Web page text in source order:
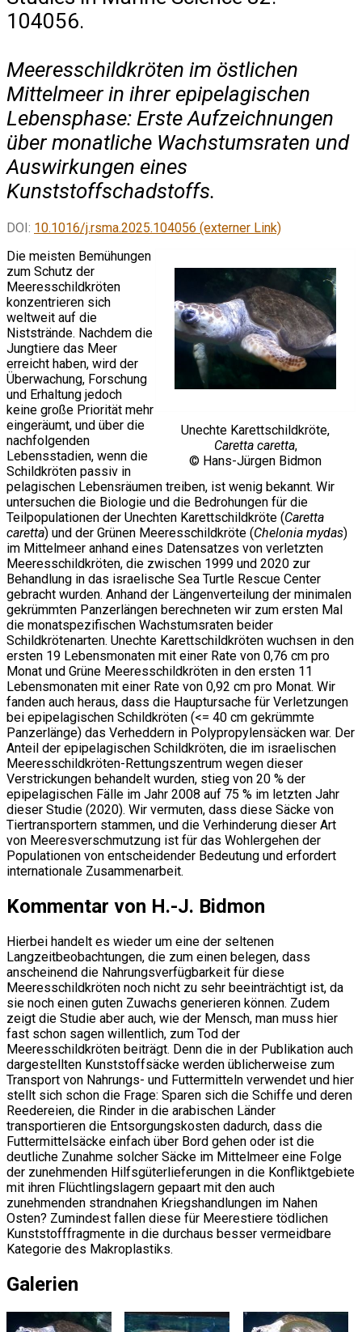
104056.
Meeresschildkröten im östlichen
Mittelmeer in ihrer epipelagischen
Lebensphase: Erste Aufzeichnungen
über monatliche Wachstumsraten und
Auswirkungen eines
Kunststoffschadstoffs.
DOI: 10.1016/j.rsma.2025.104056 (externer Link)
Unechte Karettschildkröte,
Caretta caretta,
© Hans-Jürgen Bidmon
Die meisten Bemühungen
zum Schutz der
Meeresschildkröten
konzentrieren sich
weltweit auf die
Niststrände. Nachdem die
Jungtiere das Meer
erreicht haben, wird der
Überwachung, Forschung
und Erhaltung jedoch
keine große Priorität mehr
eingeräumt, und über die
nachfolgenden
Lebensstadien, wenn die
Schildkröten passiv in
pelagischen Lebensräumen treiben, ist wenig bekannt. Wir
untersuchen die Biologie und die Bedrohungen für die
Teilpopulationen der Unechten Karettschildkröte (Caretta
caretta) und der Grünen Meeresschildkröte (Chelonia mydas)
im Mittelmeer anhand eines Datensatzes von verletzten
Meeresschildkröten, die zwischen 1999 und 2020 zur
Behandlung in das israelische Sea Turtle Rescue Center
gebracht wurden. Anhand der Längenverteilung der minimalen
gekrümmten Panzerlängen berechneten wir zum ersten Mal
die monatspezifischen Wachstumsraten beider
Schildkrötenarten. Unechte Karettschildkröten wuchsen in den
ersten 19 Lebensmonaten mit einer Rate von 0,76 cm pro
Monat und Grüne Meeresschildkröten in den ersten 11
Lebensmonaten mit einer Rate von 0,92 cm pro Monat. Wir
fanden auch heraus, dass die Hauptursache für Verletzungen
bei epipelagischen Schildkröten (<= 40 cm gekrümmte
Panzerlänge) das Verheddern in Polypropylensäcken war. Der
Anteil der epipelagischen Schildkröten, die im israelischen
Meeresschildkröten-Rettungszentrum wegen dieser
Verstrickungen behandelt wurden, stieg von 20 % der
epipelagischen Fälle im Jahr 2008 auf 75 % im letzten Jahr
dieser Studie (2020). Wir vermuten, dass diese Säcke von
Tiertransportern stammen, und die Verhinderung dieser Art
von Meeresverschmutzung ist für das Wohlergehen der
Populationen von entscheidender Bedeutung und erfordert
internationale Zusammenarbeit.
Kommentar von H.-J. Bidmon
Hierbei handelt es wieder um eine der seltenen
Langzeitbeobachtungen, die zum einen belegen, dass
anscheinend die Nahrungsverfügbarkeit für diese
Meeresschildkröten noch nicht zu sehr beeinträchtigt ist, da
sie noch einen guten Zuwachs generieren können. Zudem
zeigt die Studie aber auch, wie der Mensch, man muss hier
fast schon sagen willentlich, zum Tod der
Meeresschildkröten beiträgt. Denn die in der Publikation auch
dargestellten Kunststoffsäcke werden üblicherweise zum
Transport von Nahrungs- und Futtermitteln verwendet und hier
stellt sich schon die Frage: Sparen sich die Schiffe und deren
Reedereien, die Rinder in die arabischen Länder
transportieren die Entsorgungskosten dadurch, dass die
Futtermittelsäcke einfach über Bord gehen oder ist die
deutliche Zunahme solcher Säcke im Mittelmeer eine Folge
der zunehmenden Hilfsgüterlieferungen in die Konfliktgebiete
mit ihren Flüchtlingslagern gepaart mit den auch
zunehmenden strandnahen Kriegshandlungen im Nahen
Osten? Zumindest fallen diese für Meerestiere tödlichen
Kunststofffragmente in die durchaus besser vermeidbare
Kategorie des Makroplastiks.
Galerien